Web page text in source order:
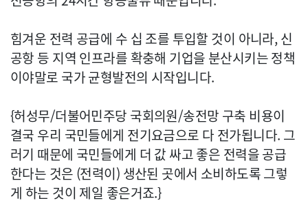
힘겨운 전력 공급에 수 십 조를 투입할 것이 아니라, 신
공항 등 지역 인프라를 확충해 기업을 분산시키는 정책
이야말로 국가 균형발전의 시작입니다.
{허성무/더불어민주당 국회의원/송전망 구축 비용이
결국 우리 국민들에게 전기요금으로 다 전가됩니다. 그
러기 때문에 국민들에게 더 값 싸고 좋은 전력을 공급
한다는 것은 (전력이) 생산된 곳에서 소비하도록 그렇
게 하는 것이 제일 좋은거죠.}